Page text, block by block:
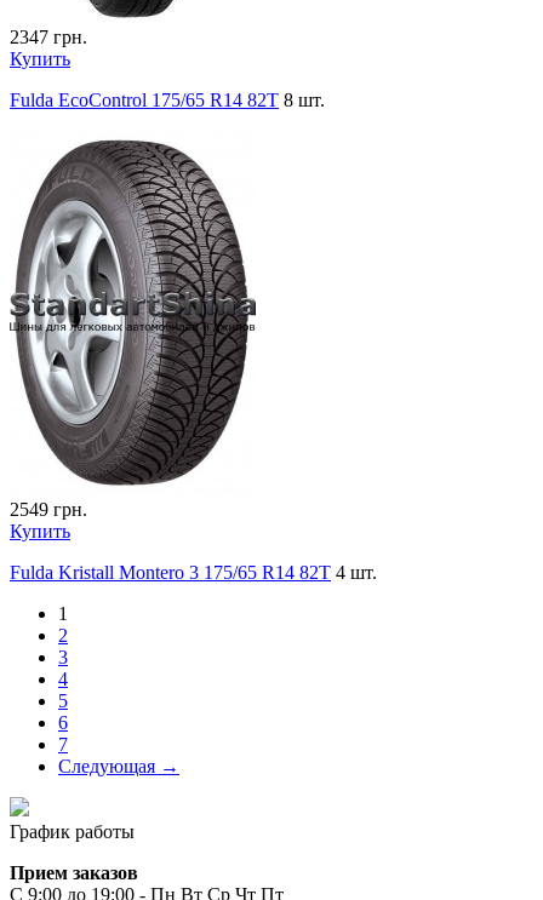
2347 грн.
Купить
Fulda EcoControl 175/65 R14 82T 8 шт.
2549 грн.
Купить
Fulda Kristall Montero 3 175/65 R14 82T 4 шт.
1
2
3
4
5
6
7
Следующая →
График работы
Прием заказов
С 9:00 до 19:00 - Пн Вт Ср Чт Пт